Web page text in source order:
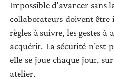
Impossible d’avancer sans
collaborateurs doivent être
règles à suivre, les gestes à
acquérir. La sécurité n’est
elle se joue chaque jour,
atelier.